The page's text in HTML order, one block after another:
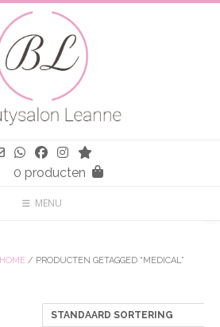
0 producten
MENU
HOME / PRODUCTEN GETAGGED “MEDICAL”